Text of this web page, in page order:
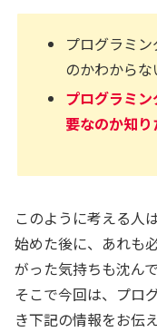
プログラミ
のかわからな
プログラミ
要なのか知り
このように考える人
始めた後に、あれも
がった気持ちも沈ん
そこで今回は、プロ
き下記の情報をお伝